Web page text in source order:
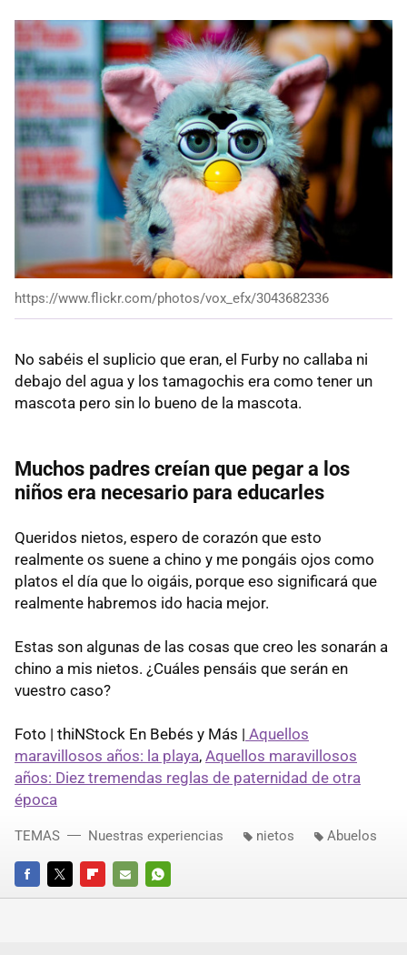
https://www.flickr.com/photos/vox_efx/3043682336
No sabéis el suplicio que eran, el Furby no callaba ni
debajo del agua y los tamagochis era como tener un
mascota pero sin lo bueno de la mascota.
Muchos padres creían que pegar a los
niños era necesario para educarles
Queridos nietos, espero de corazón que esto
realmente os suene a chino y me pongáis ojos como
platos el día que lo oigáis, porque eso significará que
realmente habremos ido hacia mejor.
Estas son algunas de las cosas que creo les sonarán a
chino a mis nietos. ¿Cuáles pensáis que serán en
vuestro caso?
Foto | thiNStock En Bebés y Más | Aquellos
maravillosos años: la playa, Aquellos maravillosos
años: Diez tremendas reglas de paternidad de otra
época
FACEBOOKTWITTERFLIPBOARD
E-
WHATSAPP
TEMAS Nuestras experiencias nietos Abuelos